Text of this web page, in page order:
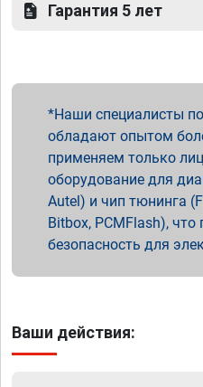
Гарантия 5 лет
Наши специалисты
обладают опытом
применяем только
оборудование для
Autel) и чип тюнинга
Bitbox, PCMFlash), что
безопасность для
Ваши действия: